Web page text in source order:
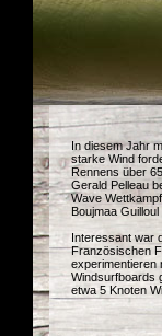
In diesem Jahr
starke Wind
Rennens über
Gerald Pelleau
Wave
Boujmaa Guilloul
Interessant war
Französischen
experimentieren
Windsurfboards
etwa 5 Knoten